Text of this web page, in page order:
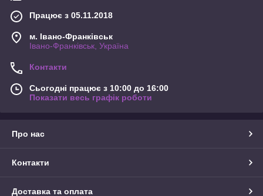
Працює з 05.11.2018
м. Івано-Франківськ
Івано-Франківськ, Україна
Контакти
Сьогодні працює з 10:00 до 16:00
Показати весь графік роботи
Про нас
Контакти
Доставка та оплата